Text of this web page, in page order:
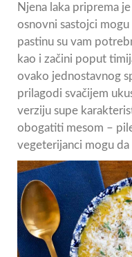
Njena laka priprema
osnovni sastojci
pastinu su vam
kao i začini poput
ovako jednostavnog
prilagodi svačijem
verziju supe
obogatiti mesom –
vegeterijanci mogu da